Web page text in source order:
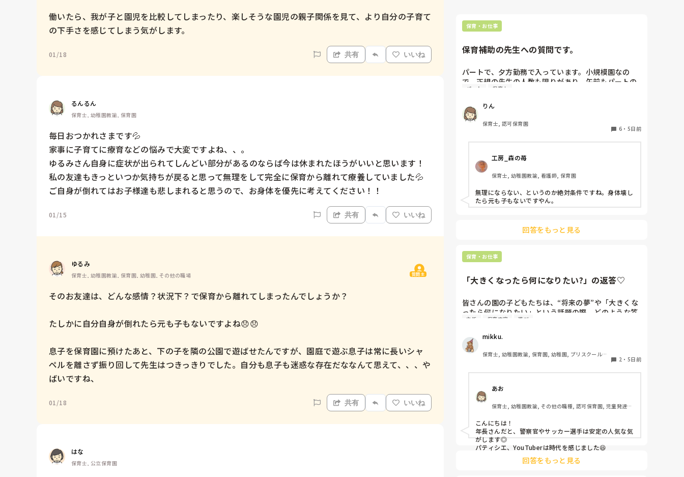
働いたら、我が子と園児を比較してしまったり、楽しそうな園児の親子関係を見て、より自分の子育て
01/18 共有 いいね
るんるん
保育士, 幼稚園教諭, 保育園
毎日おつかれさまです💦
家事に子育てに療育などの悩みで大変ですよね、、。
ゆるみさん自身に症状が出られてしんどい部分があるのならば今は休まれたほうがいいと思います！
私の友達もきっといつか気持ちが戻ると思って無理をして完全に保育から離れて療養していました💦
ご自身が倒れてはお子様達も悲しまれると思うので、お身体を優先に考えてください！！
01/15 共有 いいね
ゆるみ
保育士, 幼稚園教諭, 保育園, 幼稚園, その他の職場 質問主
そのお友達は、どんな感情？状況下？で保育から離れてしまったんでしょうか？
たしかに自分自身が倒れたら元も子もないですよね😞😞
息子を保育園に預けたあと、下の子を隣の公園で遊ばせたんですが、園庭で遊ぶ息子は常に長いシャ
ペルを離さず振り回して先生はつきっきりでした。自分も息子も迷惑な存在だななんて思えて、、、や
ばいですね、
01/18 共有 いいね
はな
保育士, 公立保育園
保育・お仕事
保育補助の先生への質問です。
パートで、夕方勤務で入っています。小規模園なの
で、正規の先生の人数も限りがあり、午前もパートの
保育士さんが1人いたのですが、辞められて配置的に
にくい状態です。
私自身、他にダブルワークもせず、午前、自分の家の
用事だけで特に忙しくもないので、もともと、100名
を超える保育園でフリーをしていたこともあり、午前
すが、さほど苦にはなりません。
上のような状況だと、皆さんなら、午前保育、手伝い
ますか？
園長からは、この日、大丈夫とか聞かれたりします。
が、辛ければ大丈夫だからとも言われます。正規の先
新しく採用が決まるまで、どうしようかと思ってま
パート 保育士
りん
保育士, 認可保育園
6 ・ 5日前
工房_森の苺
保育士, 幼稚園教諭, 看護師, 保育園
無理にならない、というのか絶対条件ですね。身体壊し
たら元も子もないですやん。
回答をもっと見る
保育・お仕事
「大きくなったら何になりたい?」の返答♡
皆さんの園の子どもたちは、“将来の夢”や「大きくな
ったら何になりたい」という話題の際、どのような答
えが返ってきますか⁇
「ほいくえんのせんせい！」「ようちえんのせんせ
い！」と言ってくれる女児もたくさんいてなんだか嬉
しくなります♪
いです＾＾
主任 保育内容 遊び
mikku.
保育士, 幼稚園教諭, 保育園, 幼稚園, プリスクール・
2 ・ 5日前
あお
保育士, 幼稚園教諭, その他の職種, 認可保育園, 児童発達支
こんにちは！
年長さんだと、警察官やサッカー選手は安定の人気な気
がします◎
パティシエ、YouTuberは時代を感じました😆
回答をもっと見る